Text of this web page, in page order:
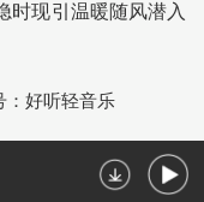
时现引温暖随风潜入
：好听轻音乐